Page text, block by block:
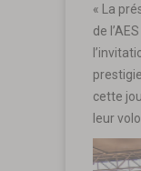
« La
de
cette
leur